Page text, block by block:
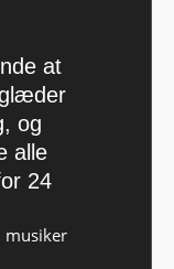
at
og
alle
24
musiker